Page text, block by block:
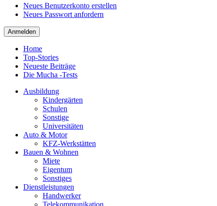
Neues Benutzerkonto erstellen
Neues Passwort anfordern
Home
Top-Stories
Neueste Beiträge
Die Mucha -Tests
Ausbildung
Kindergärten
Schulen
Sonstige
Universitäten
Auto & Motor
KFZ-Werkstätten
Bauen & Wohnen
Miete
Eigentum
Sonstiges
Dienstleistungen
Handwerker
Telekommunikation